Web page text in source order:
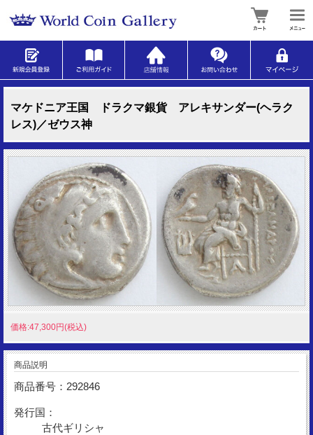
マケドニア王国 ドラクマ銀貨 アレキサンダー(ヘラク
レス)／ゼウス神
価格:47,300円(税込)
商品説明
商品番号：292846
発行国：
古代ギリシャ